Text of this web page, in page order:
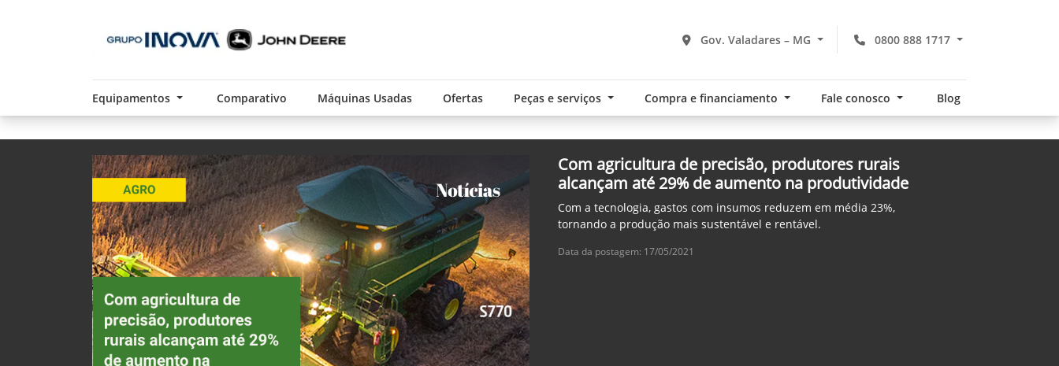
0800 888 1717
Gov. Valadares – MG
Equipamentos Comparativo Máquinas Usadas Ofertas Peças e serviços Compra e financiamento Fale conosco Blog
Com agricultura de precisão, produtores rurais
alcançam até 29% de aumento na produtividade
Com a tecnologia, gastos com insumos reduzem em média 23%,
tornando a produção mais sustentável e rentável.
Data da postagem: 17/05/2021